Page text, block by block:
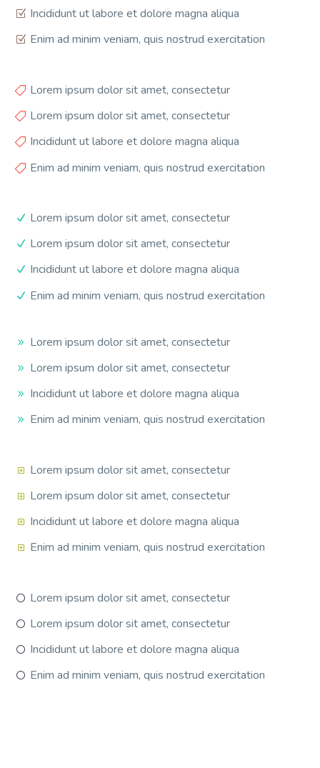
Incididunt ut labore et dolore magna aliqua
Enim ad minim veniam, quis nostrud exercitation
Lorem ipsum dolor sit amet, consectetur
Lorem ipsum dolor sit amet, consectetur
Incididunt ut labore et dolore magna aliqua
Enim ad minim veniam, quis nostrud exercitation
Lorem ipsum dolor sit amet, consectetur
Lorem ipsum dolor sit amet, consectetur
Incididunt ut labore et dolore magna aliqua
Enim ad minim veniam, quis nostrud exercitation
Lorem ipsum dolor sit amet, consectetur
Lorem ipsum dolor sit amet, consectetur
Incididunt ut labore et dolore magna aliqua
Enim ad minim veniam, quis nostrud exercitation
Lorem ipsum dolor sit amet, consectetur
Lorem ipsum dolor sit amet, consectetur
Incididunt ut labore et dolore magna aliqua
Enim ad minim veniam, quis nostrud exercitation
Lorem ipsum dolor sit amet, consectetur
Lorem ipsum dolor sit amet, consectetur
Incididunt ut labore et dolore magna aliqua
Enim ad minim veniam, quis nostrud exercitation